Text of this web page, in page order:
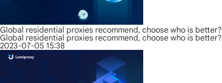
Global residential proxies recommend, choose who is better?
Global residential proxies recommend, choose who is better?
2023-07-05 15:38